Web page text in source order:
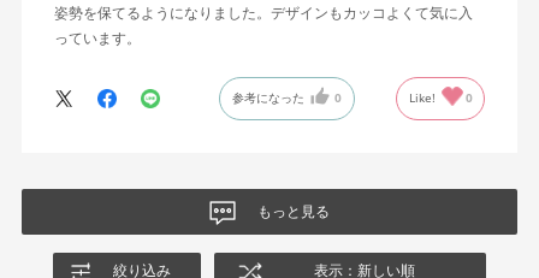
姿勢を保てるようになりました。デザインもカッコよくて気に入
っています。
参考になった 0 Like! 0
もっと見る
絞り込み 表示：新しい順